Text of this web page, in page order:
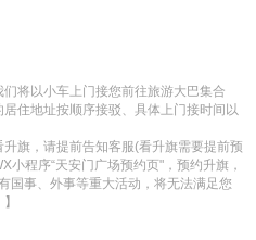
们将以小车上门接您前往旅游大巴集合
住地址按顺序接驳、具体上门接时间以
升旗，请提前告知客服(看升旗需要提前预
小程序“天安门广场预约页"，预约升旗，
国事、外事等重大活动，将无法满足您